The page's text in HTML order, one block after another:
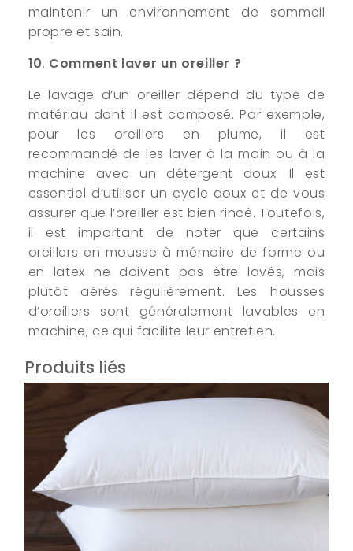
maintenir un environnement de sommeil
propre et sain.
10. Comment laver un oreiller ?
Le lavage d’un oreiller dépend du type de
matériau dont il est composé. Par exemple,
pour les oreillers en plume, il est
recommandé de les laver à la main ou à la
machine avec un détergent doux. Il est
essentiel d’utiliser un cycle doux et de vous
assurer que l’oreiller est bien rincé. Toutefois,
il est important de noter que certains
oreillers en mousse à mémoire de forme ou
en latex ne doivent pas être lavés, mais
plutôt aérés régulièrement. Les housses
d’oreillers sont généralement lavables en
machine, ce qui facilite leur entretien.
Produits liés